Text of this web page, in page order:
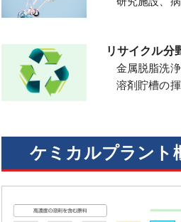
リサイクル分
金属脱脂洗
溶剤貯槽の
ケミカルプラント